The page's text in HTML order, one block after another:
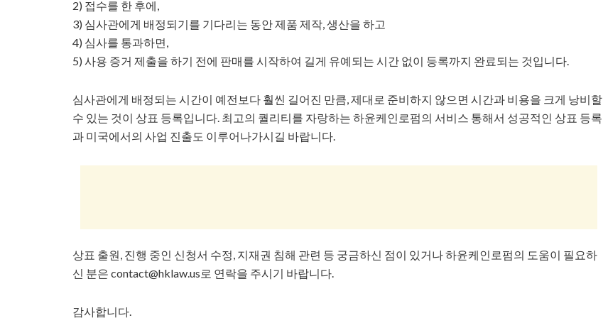
2) 접수를 한 후에,
3) 심사관에게 배정되기를 기다리는 동안 제품 제작, 생산을 하고
4) 심사를 통과하면,
5) 사용 증거 제출을 하기 전에 판매를 시작하여 길게 유예되는 시간 없이 등록까지 완료되는 것입니다.
심사관에게 배정되는 시간이 예전보다 훨씬 길어진 만큼, 제대로 준비하지 않으면 시간과 비용을 크게 낭비할
수 있는 것이 상표 등록입니다. 최고의 퀄리티를 자랑하는 하윤케인로펌의 서비스 통해서 성공적인 상표 등록
과 미국에서의 사업 진출도 이루어나가시길 바랍니다.
상표 출원, 진행 중인 신청서 수정, 지재권 침해 관련 등 궁금하신 점이 있거나 하윤케인로펌의 도움이 필요하
신 분은 contact@hklaw.us로 연락을 주시기 바랍니다.
감사합니다.